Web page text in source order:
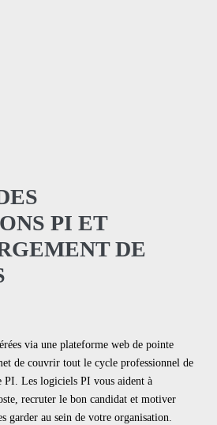
PI ET
DE
via une plateforme web de pointe
de couvrir tout le cycle professionnel de
PI. Les logiciels PI vous aident à
recruter le bon candidat et motiver
garder au sein de votre organisation.